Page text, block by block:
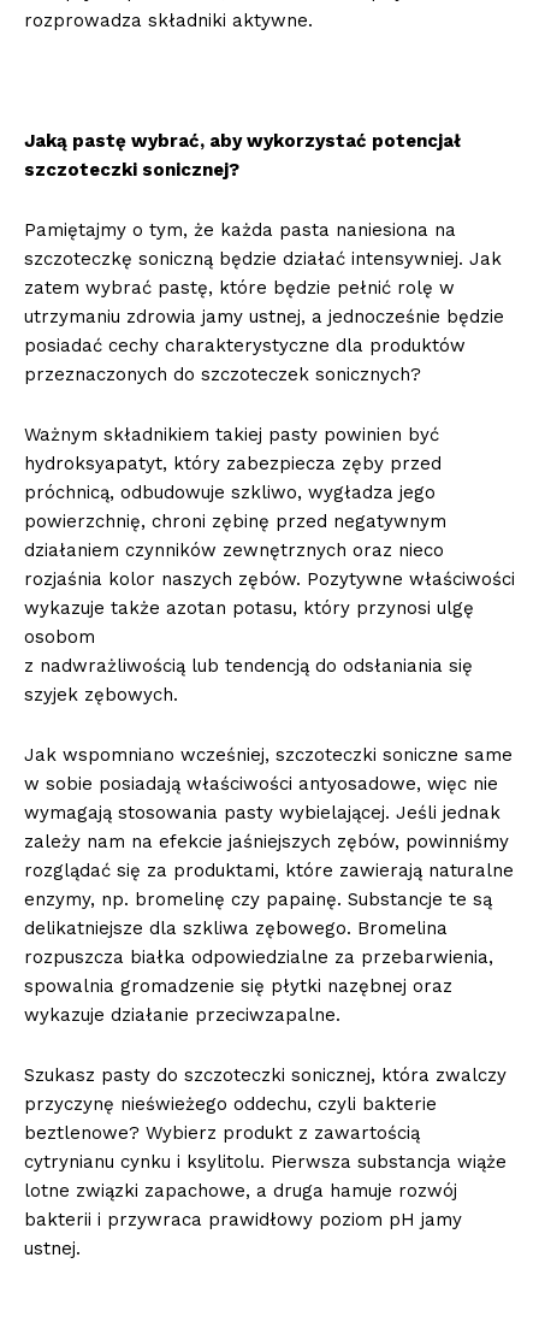
rozprowadza składniki aktywne.
Jaką pastę wybrać, aby wykorzystać potencjał
szczoteczki sonicznej?
Pamiętajmy o tym, że każda pasta naniesiona na
szczoteczkę soniczną będzie działać intensywniej. Jak
zatem wybrać pastę, które będzie pełnić rolę w
utrzymaniu zdrowia jamy ustnej, a jednocześnie będzie
posiadać cechy charakterystyczne dla produktów
przeznaczonych do szczoteczek sonicznych?
Ważnym składnikiem takiej pasty powinien być
hydroksyapatyt, który zabezpiecza zęby przed
próchnicą, odbudowuje szkliwo, wygładza jego
powierzchnię, chroni zębinę przed negatywnym
działaniem czynników zewnętrznych oraz nieco
rozjaśnia kolor naszych zębów. Pozytywne właściwości
wykazuje także azotan potasu, który przynosi ulgę
osobom
z nadwrażliwością lub tendencją do odsłaniania się
szyjek zębowych.
Jak wspomniano wcześniej, szczoteczki soniczne same
w sobie posiadają właściwości antyosadowe, więc nie
wymagają stosowania pasty wybielającej. Jeśli jednak
zależy nam na efekcie jaśniejszych zębów, powinniśmy
rozglądać się za produktami, które zawierają naturalne
enzymy, np. bromelinę czy papainę. Substancje te są
delikatniejsze dla szkliwa zębowego. Bromelina
rozpuszcza białka odpowiedzialne za przebarwienia,
spowalnia gromadzenie się płytki nazębnej oraz
wykazuje działanie przeciwzapalne.
Szukasz pasty do szczoteczki sonicznej, która zwalczy
przyczynę nieświeżego oddechu, czyli bakterie
beztlenowe? Wybierz produkt z zawartością
cytrynianu cynku i ksylitolu. Pierwsza substancja wiąże
lotne związki zapachowe, a druga hamuje rozwój
bakterii i przywraca prawidłowy poziom pH jamy
ustnej.